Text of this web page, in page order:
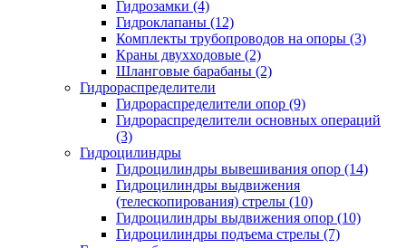
Гидрозамки (4)
Гидроклапаны (12)
Комплекты трубопроводов на опоры (3)
Краны двухходовые (2)
Шланговые барабаны (2)
Гидрораспределители
Гидрораспределители опор (9)
Гидрораспределители основных операций
(3)
Гидроцилиндры
Гидроцилиндры вывешивания опор (14)
Гидроцилиндры выдвижения
(телескопирования) стрелы (10)
Гидроцилиндры выдвижения опор (10)
Гидроцилиндры подъема стрелы (7)